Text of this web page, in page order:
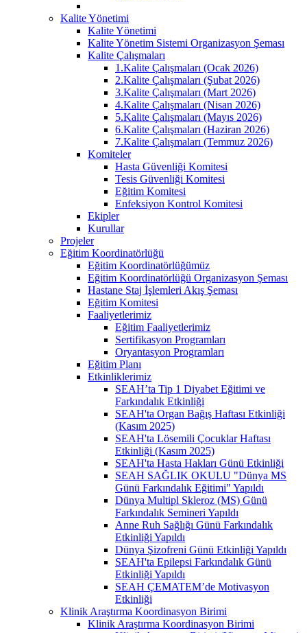
Kalite Yönetimi
Kalite Yönetimi
Kalite Yönetim Sistemi Organizasyon Şeması
Kalite Çalışmaları
1.Kalite Çalışmaları (Ocak 2026)
2.Kalite Çalışmaları (Şubat 2026)
3.Kalite Çalışmaları (Mart 2026)
4.Kalite Çalışmaları (Nisan 2026)
5.Kalite Çalışmaları (Mayıs 2026)
6.Kalite Çalışmaları (Haziran 2026)
7.Kalite Çalışmaları (Temmuz 2026)
Komiteler
Hasta Güvenliği Komitesi
Tesis Güvenliği Komitesi
Eğitim Komitesi
Enfeksiyon Kontrol Komitesi
Ekipler
Kurullar
Projeler
Eğitim Koordinatörlüğü
Eğitim Koordinatörlüğümüz
Eğitim Koordinatörlüğü Organizasyon Şeması
Hastane Staj İşlemleri Akış Şeması
Eğitim Komitesi
Faaliyetlerimiz
Eğitim Faaliyetlerimiz
Sertifikasyon Programları
Oryantasyon Programları
Eğitim Planı
Etkinliklerimiz
SEAH’ta Tip 1 Diyabet Eğitimi ve
Farkındalık Etkinliği
SEAH'ta Organ Bağış Haftası Etkinliği
(Kasım 2025)
SEAH'ta Lösemili Çocuklar Haftası
Etkinliği (Kasım 2025)
SEAH'ta Hasta Hakları Günü Etkinliği
SEAH SAĞLIK OKULU "Dünya MS
Günü Farkındalık Eğitimi" Yapıldı
Dünya Multipl Skleroz (MS) Günü
Farkındalık Semineri Yapıldı
Anne Ruh Sağlığı Günü Farkındalık
Etkinliği Yapıldı
Dünya Şizofreni Günü Etkinliği Yapıldı
SEAH'ta Epilepsi Farkındalık Günü
Etkinliği Yapıldı
SEAH ÇEMATEM’de Motivasyon
Etkinliği
Klinik Araştırma Koordinasyon Birimi
Klinik Araştırma Koordinasyon Birimi